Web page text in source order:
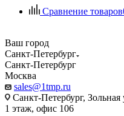
Сравнение товаров
Ваш город
Санкт-Петербург
Санкт-Петербург
Москва
sales@1tmp.ru
Санкт-Петербург,
1 этаж, офис 106